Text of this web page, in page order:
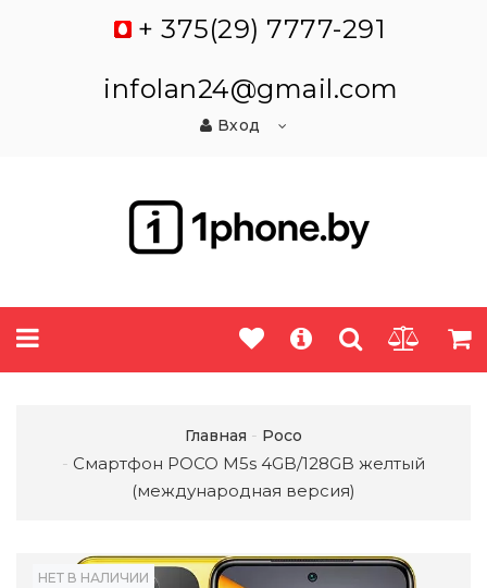
+ 375(29) 7777-291
infolan24@gmail.com
Вход
Главная Poco
Смартфон POCO M5s 4GB/128GB желтый
(международная версия)
НЕТ В НАЛИЧИИ